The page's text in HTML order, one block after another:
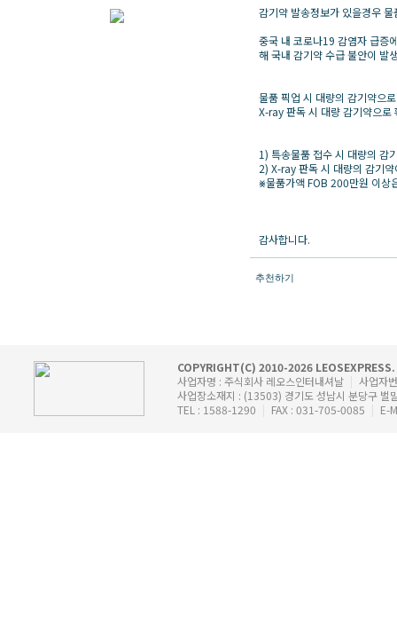
감기약 발송정보가 있을경우
중국 내 코로나19 감염자 급증
해 국내 감기약 수급 불안이 발
물품 픽업 시 대량의 감기약으
X-ray 판독 시 대량 감기약으로
1) 특송물품 접수 시 대량의 감
2) X-ray 판독 시 대량의 감기
⨳물품가액 FOB 200만원 이상
감사합니다.
추천하기
COPYRIGHT(C) 2010-2026
사업자명 : 주식회사 레오스인터내셔날
사업자
사업장소재지 : (13503) 경기도 성남시 분당구
TEL : 1588-1290
FAX : 031-705-0085 E-